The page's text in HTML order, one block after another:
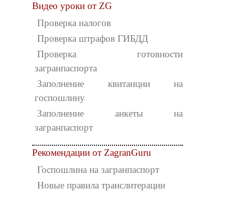
Видео уроки от ZG
Проверка налогов
Проверка штрафов ГИБДД
Проверка готовности
загранпаспорта
Заполнение квитанции на
госпошлину
Заполнение анкеты на
загранпаспорт
Рекомендации от ZagranGuru
Госпошлина на загранпаспорт
Новые правила транслитерации